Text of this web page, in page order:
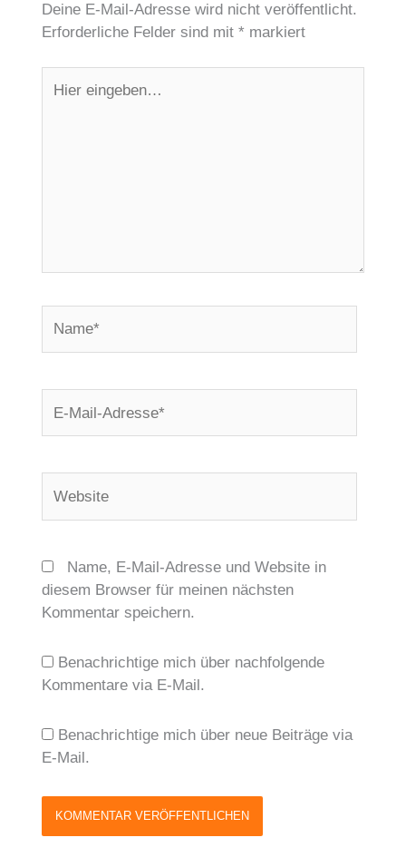
Deine E-Mail-Adresse wird nicht veröffentlicht.
Erforderliche Felder sind mit * markiert
eingeben…
Mail-
Name, E-Mail-Adresse und Website in
diesem Browser für meinen nächsten
Kommentar speichern.
Benachrichtige mich über nachfolgende
Kommentare via E-Mail.
Benachrichtige mich über neue Beiträge via
E-Mail.